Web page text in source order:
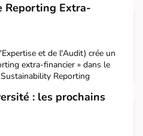
Reporting Extra-
et de l'Audit) crée un
extra-financier » dans le
Reporting
ceux-ci afin d'assurer l'audit de
Nous allons demander
de l’Audi
: les prochains